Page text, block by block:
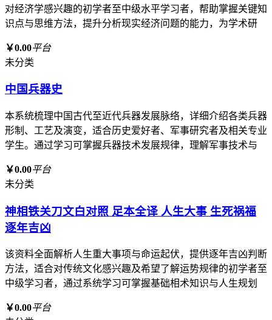
对经济学感兴趣的初学者至中级水平学习者，帮助掌握关键知
识点与思维方法，提升分析现实经济问题的能力，为学术研
￥0.00平台
未分类
中国兵器史
本系统梳理中国古代至近代兵器发展脉络，详细介绍各类兵器
形制、工艺及演变，适合历史爱好者、军事研究者及相关专业
学生。通过学习可掌握兵器技术发展规律，理解军事技术与
￥0.00平台
未分类
神相铁关刀文白对照 足本全译 人生大事 生死祸福
逐年吉凶
该资料全面解析人生重大事项与命运起伏，提供逐年吉凶判断
方法，适合对传统文化感兴趣及希望了解运势规律的初学者至
中级学习者，通过系统学习可掌握基础相术知识与人生规划
￥0.00平台